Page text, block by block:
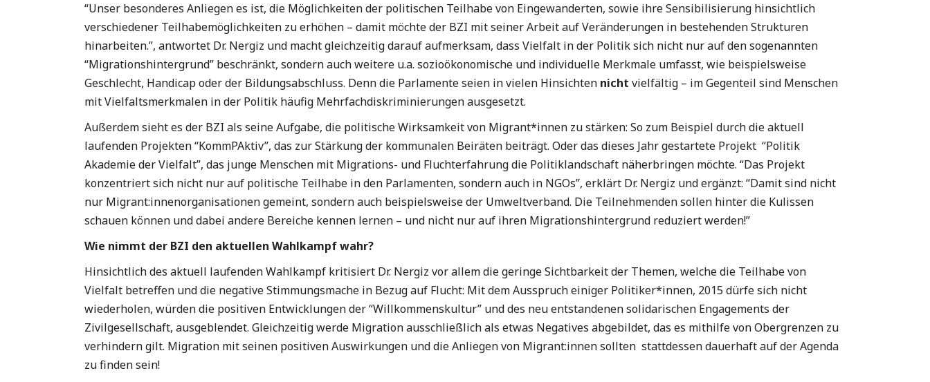
“Unser besonderes Anliegen es ist, die Möglichkeiten der politischen Teilhabe von Eingewanderten, sowie ihre Sensibilisierung hinsichtlich
verschiedener Teilhabemöglichkeiten zu erhöhen – damit möchte der BZI mit seiner Arbeit auf Veränderungen in bestehenden Strukturen
hinarbeiten.”, antwortet Dr. Nergiz und macht gleichzeitig darauf aufmerksam, dass Vielfalt in der Politik sich nicht nur auf den sogenannten
“Migrationshintergrund” beschränkt, sondern auch weitere u.a. sozioökonomische und individuelle Merkmale umfasst, wie beispielsweise
Geschlecht, Handicap oder der Bildungsabschluss. Denn die Parlamente seien in vielen Hinsichten nicht vielfältig – im Gegenteil sind Menschen
mit Vielfaltsmerkmalen in der Politik häufig Mehrfachdiskriminierungen ausgesetzt.
Außerdem sieht es der BZI als seine Aufgabe, die politische Wirksamkeit von Migrant*innen zu stärken: So zum Beispiel durch die aktuell
laufenden Projekten “KommPAktiv”, das zur Stärkung der kommunalen Beiräten beiträgt. Oder das dieses Jahr gestartete Projekt “Politik
Akademie der Vielfalt”, das junge Menschen mit Migrations- und Fluchterfahrung die Politiklandschaft näherbringen möchte. “Das Projekt
konzentriert sich nicht nur auf politische Teilhabe in den Parlamenten, sondern auch in NGOs”, erklärt Dr. Nergiz und ergänzt: “Damit sind nicht
nur Migrant:innenorganisationen gemeint, sondern auch beispielsweise der Umweltverband. Die Teilnehmenden sollen hinter die Kulissen
schauen können und dabei andere Bereiche kennen lernen – und nicht nur auf ihren Migrationshintergrund reduziert werden!”
Wie nimmt der BZI den aktuellen Wahlkampf wahr?
Hinsichtlich des aktuell laufenden Wahlkampf kritisiert Dr. Nergiz vor allem die geringe Sichtbarkeit der Themen, welche die Teilhabe von
Vielfalt betreffen und die negative Stimmungsmache in Bezug auf Flucht: Mit dem Ausspruch einiger Politiker*innen, 2015 dürfe sich nicht
wiederholen, würden die positiven Entwicklungen der “Willkommenskultur” und des neu entstandenen solidarischen Engagements der
Zivilgesellschaft, ausgeblendet. Gleichzeitig werde Migration ausschließlich als etwas Negatives abgebildet, das es mithilfe von Obergrenzen zu
verhindern gilt. Migration mit seinen positiven Auswirkungen und die Anliegen von Migrant:innen sollten stattdessen dauerhaft auf der Agenda
zu finden sein!